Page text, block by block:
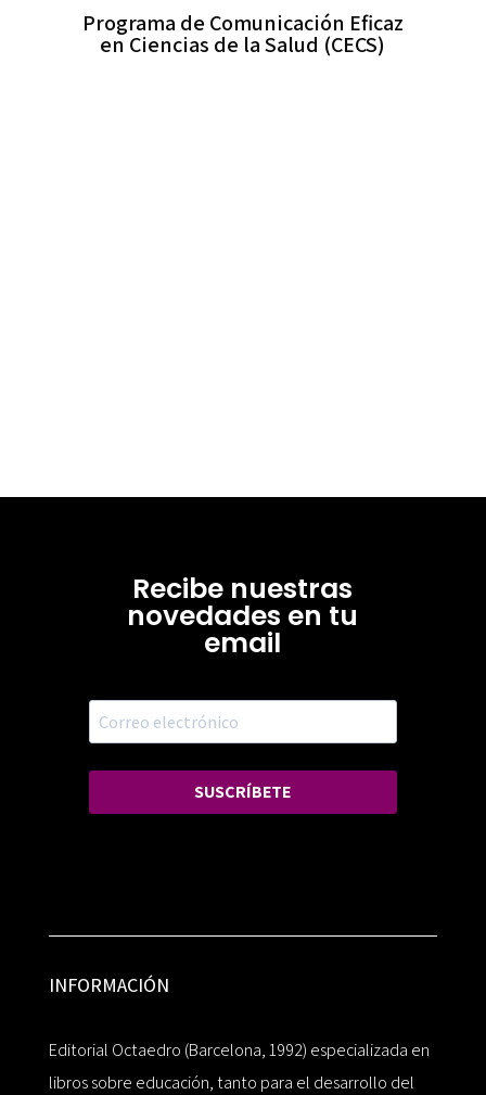
Programa de Comunicación Eficaz
en Ciencias de la Salud (CECS)
Recibe nuestras
novedades en tu
email
SUSCRÍBETE
INFORMACIÓN
Editorial Octaedro (Barcelona, 1992) especializada en
libros sobre educación, tanto para el desarrollo del